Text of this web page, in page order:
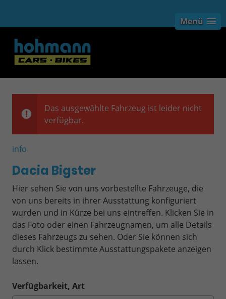
Menü
Das ausgewählte Fahrzeug ist leider nicht
verfügbar.
info
Dacia Bigster
Hier sehen Sie von uns vorbestellte Fahrzeuge, die
von uns bereits in ihrer Ausstattung konfiguriert
wurden und in Kürze bei uns eintreffen. Klicken Sie in
das Foto oder einen Fahrzeugnamen, um alle Details
dieses Fahrzeugs zu sehen. Oder Sie können sich
durch Klick bestimmte Ausstattungspakete anzeigen
lassen.
Verfügbarkeit, Art